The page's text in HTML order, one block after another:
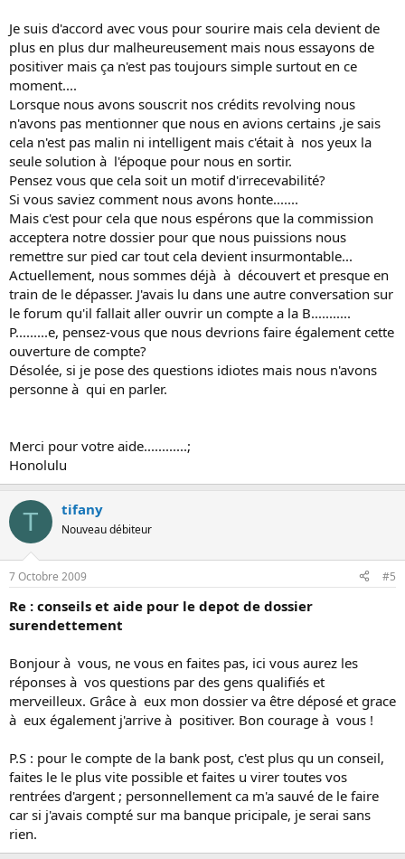
Je suis d'accord avec vous pour sourire mais cela devient de
plus en plus dur malheureusement mais nous essayons de
positiver mais ça n'est pas toujours simple surtout en ce
moment....
Lorsque nous avons souscrit nos crédits revolving nous
n'avons pas mentionner que nous en avions certains ,je sais
cela n'est pas malin ni intelligent mais c'était à nos yeux la
seule solution à l'époque pour nous en sortir.
Pensez vous que cela soit un motif d'irrecevabilité?
Si vous saviez comment nous avons honte.......
Mais c'est pour cela que nous espérons que la commission
acceptera notre dossier pour que nous puissions nous
remettre sur pied car tout cela devient insurmontable...
Actuellement, nous sommes déjà à découvert et presque en
train de le dépasser. J'avais lu dans une autre conversation sur
le forum qu'il fallait aller ouvrir un compte a la B...........
P.........e, pensez-vous que nous devrions faire également cette
ouverture de compte?
Désolée, si je pose des questions idiotes mais nous n'avons
personne à qui en parler.
Merci pour votre aide............;
Honolulu
T tifany
Nouveau débiteur
7 Octobre 2009 #5
Re : conseils et aide pour le depot de dossier
surendettement
Bonjour à vous, ne vous en faites pas, ici vous aurez les
réponses à vos questions par des gens qualifiés et
merveilleux. Grâce à eux mon dossier va être déposé et grace
à eux également j'arrive à positiver. Bon courage à vous !
P.S : pour le compte de la bank post, c'est plus qu un conseil,
faites le le plus vite possible et faites u virer toutes vos
rentrées d'argent ; personnellement ca m'a sauvé de le faire
car si j'avais compté sur ma banque pricipale, je serai sans
rien.